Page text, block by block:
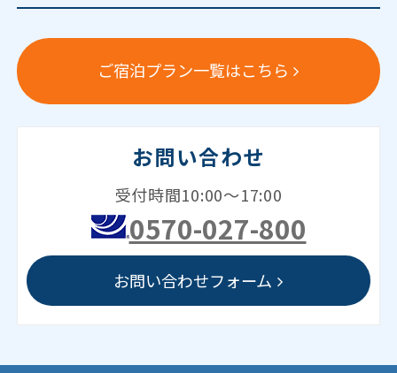
ご宿泊プラン一覧はこちら
お問い合わせ
受付時間10:00～17:00
0570-027-800
お問い合わせフォーム